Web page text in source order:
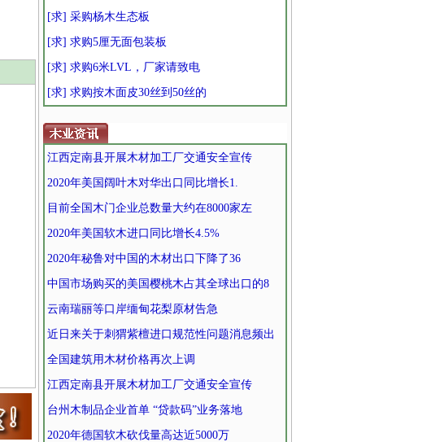
[求] 采购杨木生态板
[求] 求购5厘无面包装板
[求] 求购6米LVL，厂家请致电
[求] 求购按木面皮30丝到50丝的
江西定南县开展木材加工厂交通安全宣传
2020年美国阔叶木对华出口同比增长1.
目前全国木门企业总数量大约在8000家左
2020年美国软木进口同比增长4.5%
2020年秘鲁对中国的木材出口下降了36
中国市场购买的美国樱桃木占其全球出口的8
云南瑞丽等口岸缅甸花梨原材告急
近日来关于刺猬紫檀进口规范性问题消息频出
全国建筑用木材价格再次上调
江西定南县开展木材加工厂交通安全宣传
台州木制品企业首单 “贷款码”业务落地
2020年德国软木砍伐量高达近5000万